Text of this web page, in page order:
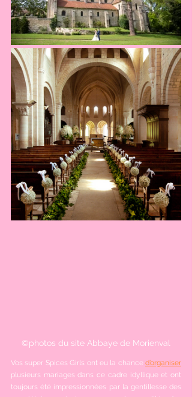
©photos du site Abbaye de Morienval
Vos super Spices Girls ont eu la chance d’organiser
plusieurs mariages dans ce cadre idyllique et ont
toujours été impressionnées par la gentillesse des